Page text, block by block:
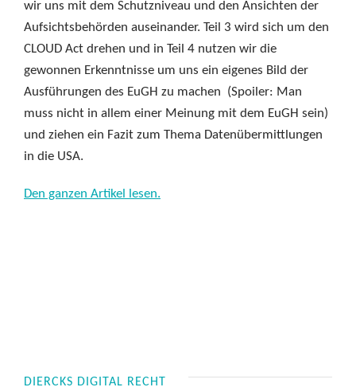
wir uns mit dem Schutzniveau und den Ansichten der
Aufsichtsbehörden auseinander. Teil 3 wird sich um den
CLOUD Act drehen und in Teil 4 nutzen wir die
gewonnen Erkenntnisse um uns ein eigenes Bild der
Ausführungen des EuGH zu machen (Spoiler: Man
muss nicht in allem einer Meinung mit dem EuGH sein)
und ziehen ein Fazit zum Thema Datenübermittlungen
in die USA.
Den ganzen Artikel lesen.
DIERCKS DIGITAL RECHT